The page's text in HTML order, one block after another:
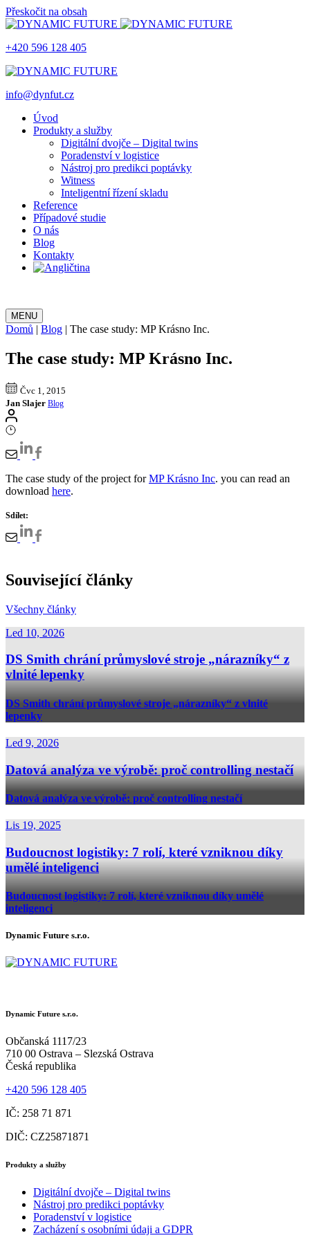
Přeskočit na obsah
+420 596 128 405
info@dynfut.cz
Úvod
Produkty a služby
Digitální dvojče – Digital twins
Poradenství v logistice
Nástroj pro predikci poptávky
Witness
Inteligentní řízení skladu
Reference
Případové studie
O nás
Blog
Kontakty
MENU
Domů | Blog | The case study: MP Krásno Inc.
The case study: MP Krásno Inc.
Čvc 1, 2015
Jan Slajer Blog
The case study of the project forMP Krásno Inc. you can read an
download here.
Sdílet:
Související články
Všechny články
Led 10, 2026
DS Smith chrání průmyslové stroje „nárazníky“ z
vlnité lepenky
DS Smith chrání průmyslové stroje „nárazníky“ z vlnité
lepenky
Led 9, 2026
Datová analýza ve výrobě: proč controlling nestačí
Datová analýza ve výrobě: proč controlling nestačí
Lis 19, 2025
Budoucnost logistiky: 7 rolí, které vzniknou díky
umělé inteligenci
Budoucnost logistiky: 7 rolí, které vzniknou díky umělé
inteligenci
Dynamic Future s.r.o.
Dynamic Future s.r.o.
Občanská 1117/23
710 00 Ostrava – Slezská Ostrava
Česká republika
+420 596 128 405
IČ: 258 71 871
DIČ: CZ25871871
Produkty a služby
Digitální dvojče – Digital twins
Nástroj pro predikci poptávky
Poradenství v logistice
Zacházení s osobními údaji a GDPR